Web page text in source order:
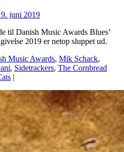
juni 2019
til Danish Music Awards Blues’
2019 er netop sluppet ud.
Music Awards, Mik Schack,
, Sidetrackers, The Cornbread
|